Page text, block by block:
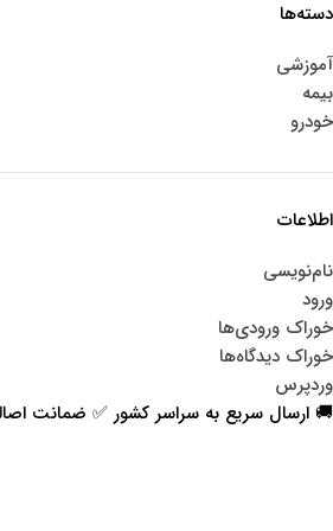
دسته‌ها
آموزشی
بیمه
خودرو
اطلاعات
نام‌نویسی
ورود
خوراک ورودی‌ها
خوراک دیدگاه‌ها
وردپرس
🚚 ارسال سریع به سراسر کشور ✅ ضمانت اصالت کالا 🔁 ۷ روز ضمانت بازگشت